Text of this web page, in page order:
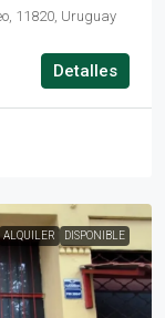
11820, Uruguay
Detalles
ALQUILER DISPONIBLE